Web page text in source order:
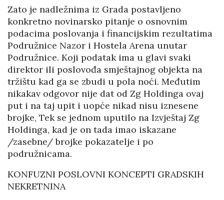
Zato je nadležnima iz Grada postavljeno
konkretno novinarsko pitanje o osnovnim
podacima poslovanja i financijskim rezultatima
Podružnice Nazor i Hostela Arena unutar
Podružnice. Koji podatak ima u glavi svaki
direktor ili poslovođa smještajnog objekta na
tržištu kad ga se zbudi u pola noći. Međutim
nikakav odgovor nije dat od Zg Holdinga ovaj
put i na taj upit i uopće nikad nisu iznesene
brojke, Tek se jednom uputilo na Izvještaj Zg
Holdinga, kad je on tada imao iskazane
/zasebne/ brojke pokazatelje i po
podružnicama.
KONFUZNI POSLOVNI KONCEPTI GRADSKIH
NEKRETNINA